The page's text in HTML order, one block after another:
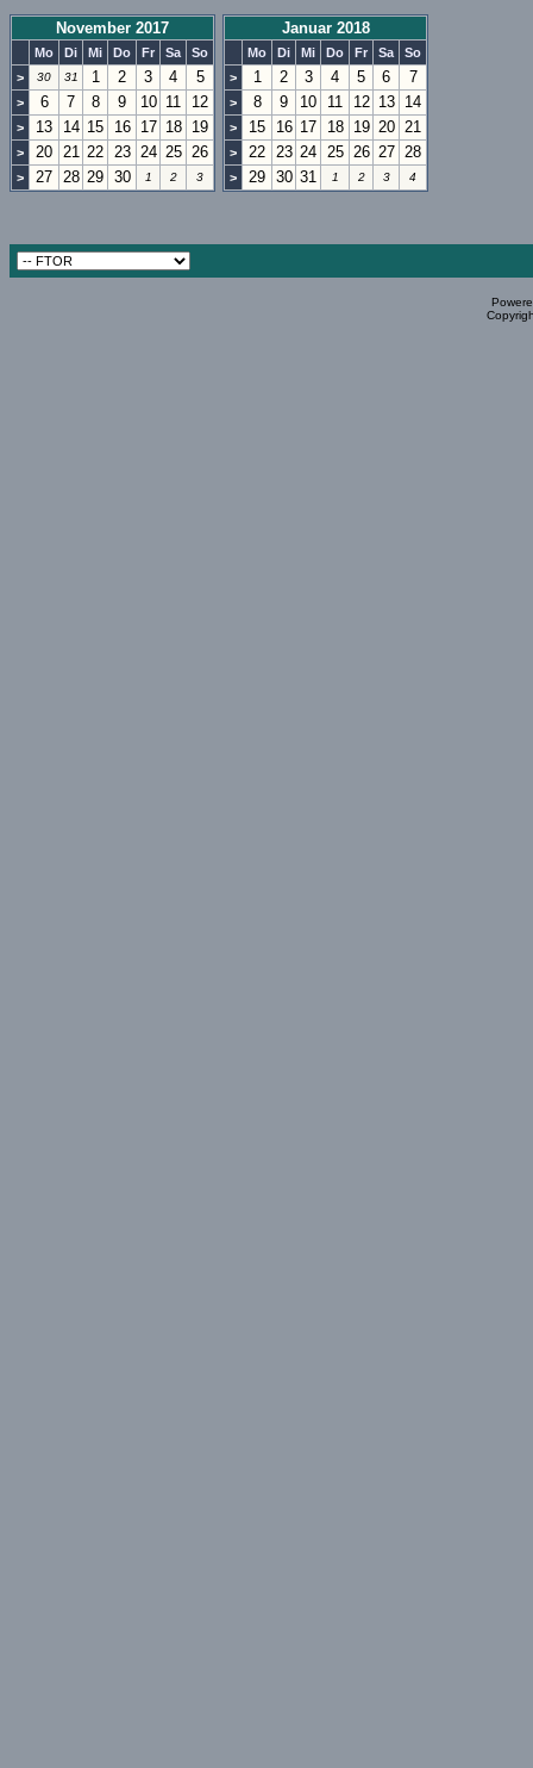
November 2017
Mo Di Mi Do Fr Sa
So
>
30 31 1 2 3 4 5
> 6 7 8 9 10 11 12
> 13 14 15 16 17 18 19
> 20 21 22 23 24 25 26
> 27 28 29 30 1 2 3
Januar 2018
Mo Di Mi Do Fr Sa
So
>
1 2 3 4 5 6 7
> 8 9 10 11 12 13 14
> 15 16 17 18 19 20 21
> 22 23 24 25 26 27 28
> 29 30 31 1 2 3 4